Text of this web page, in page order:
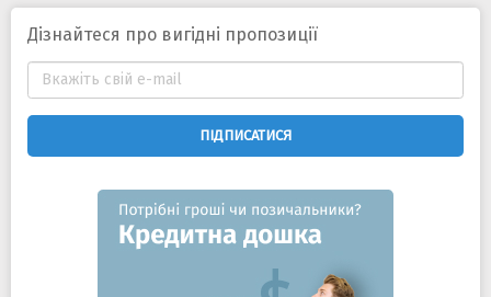
Дізнайтеся про вигідні пропозиції
ПІДПИСАТИСЯ